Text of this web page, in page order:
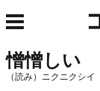
憎憎しい
（読み）ニクニクシイ